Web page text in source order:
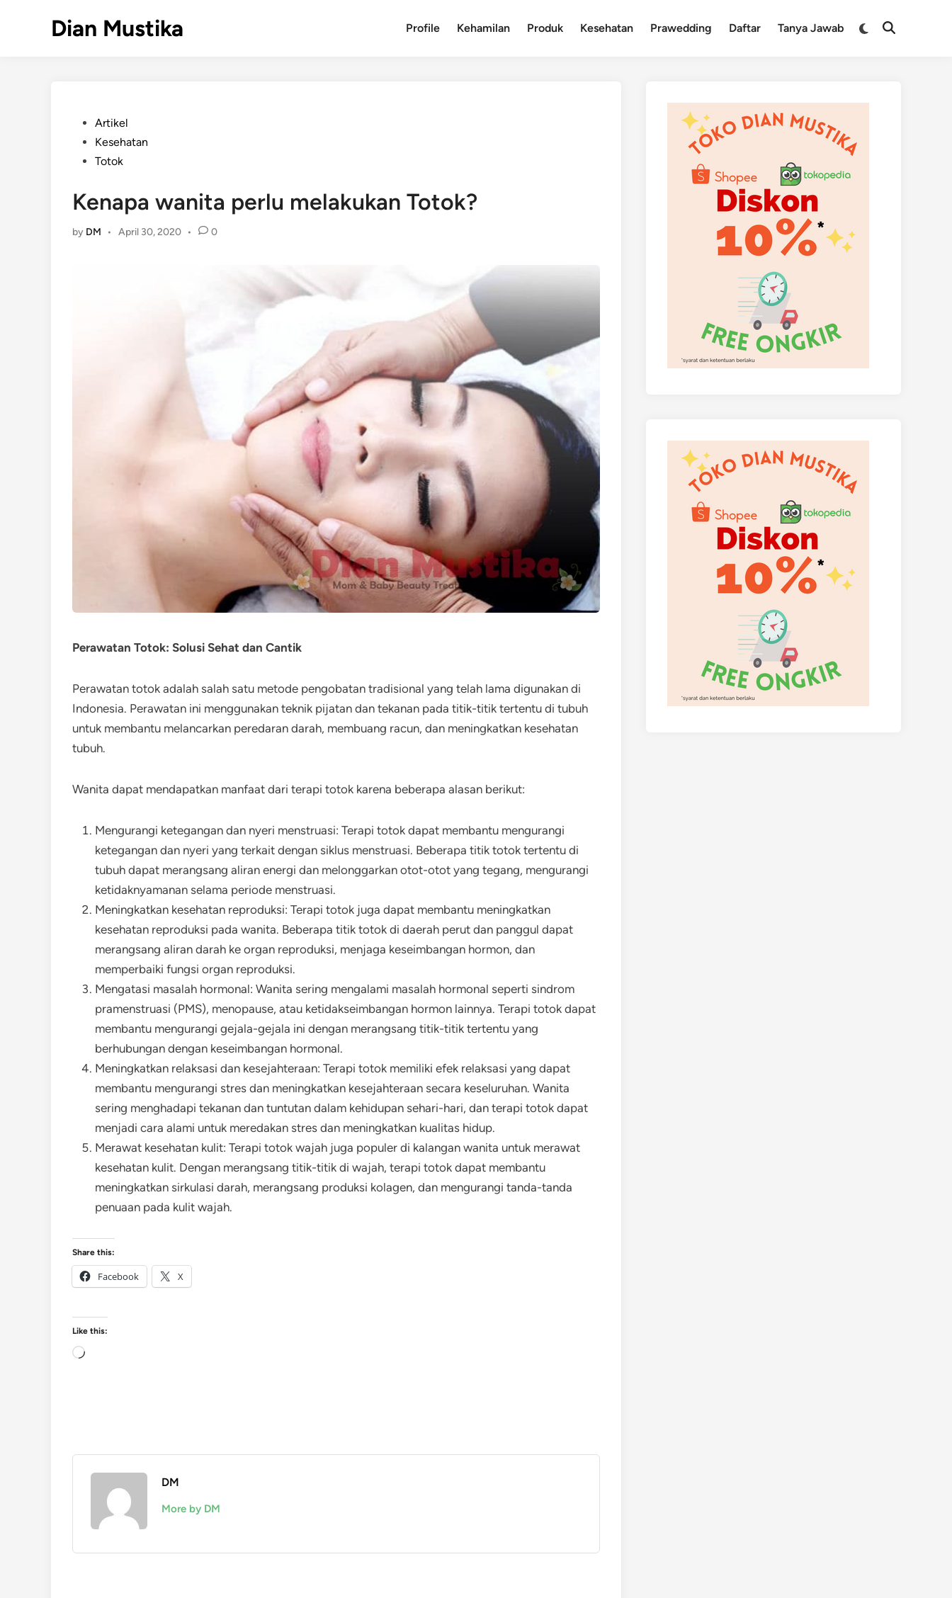
Dian Mustika Profile Kehamilan Produk Kesehatan Prawedding Daftar Tanya Jawab
Switch
Open
PostedArtikel
Kesehatan
Totok
Kenapa wanita perlu melakukan Totok?
by DM • April 30, 2020 • 0
Perawatan Totok: Solusi Sehat dan Cantik
Perawatan totok adalah salah satu metode pengobatan tradisional yang telah lama digunakan di
Indonesia. Perawatan ini menggunakan teknik pijatan dan tekanan pada titik-titik tertentu di tubuh
untuk membantu melancarkan peredaran darah, membuang racun, dan meningkatkan kesehatan
tubuh.
Wanita dapat mendapatkan manfaat dari terapi totok karena beberapa alasan berikut:
Mengurangi ketegangan dan nyeri menstruasi: Terapi totok dapat membantu mengurangi
ketegangan dan nyeri yang terkait dengan siklus menstruasi. Beberapa titik totok tertentu di
tubuh dapat merangsang aliran energi dan melonggarkan otot-otot yang tegang, mengurangi
ketidaknyamanan selama periode menstruasi.
Meningkatkan kesehatan reproduksi: Terapi totok juga dapat membantu meningkatkan
kesehatan reproduksi pada wanita. Beberapa titik totok di daerah perut dan panggul dapat
merangsang aliran darah ke organ reproduksi, menjaga keseimbangan hormon, dan
memperbaiki fungsi organ reproduksi.
Mengatasi masalah hormonal: Wanita sering mengalami masalah hormonal seperti sindrom
pramenstruasi (PMS), menopause, atau ketidakseimbangan hormon lainnya. Terapi totok dapat
membantu mengurangi gejala-gejala ini dengan merangsang titik-titik tertentu yang
berhubungan dengan keseimbangan hormonal.
Meningkatkan relaksasi dan kesejahteraan: Terapi totok memiliki efek relaksasi yang dapat
membantu mengurangi stres dan meningkatkan kesejahteraan secara keseluruhan. Wanita
sering menghadapi tekanan dan tuntutan dalam kehidupan sehari-hari, dan terapi totok dapat
menjadi cara alami untuk meredakan stres dan meningkatkan kualitas hidup.
Merawat kesehatan kulit: Terapi totok wajah juga populer di kalangan wanita untuk merawat
kesehatan kulit. Dengan merangsang titik-titik di wajah, terapi totok dapat membantu
meningkatkan sirkulasi darah, merangsang produksi kolagen, dan mengurangi tanda-tanda
penuaan pada kulit wajah.
Share this:
Facebook X
Like this:
Loading…
DM
More by DM